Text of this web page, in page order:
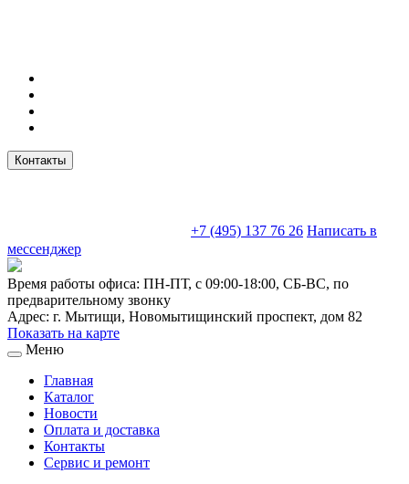
Контакты
+7 (495) 137 76 26 Написать в
мессенджер
Время работы офиса: ПН-ПТ, с 09:00-18:00, СБ-ВС, по
предварительному звонку
Адрес: г. Мытищи, Новомытищинский проспект, дом 82
Показать на карте
Меню
Главная
Каталог
Новости
Оплата и доставка
Контакты
Сервис и ремонт